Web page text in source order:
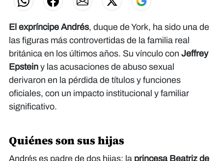
El expríncipe Andrés, duque de York, ha sido una de
las figuras más controvertidas de la familia real
británica en los últimos años. Su vínculo con Jeffrey
Epstein y las acusaciones de abuso sexual
derivaron en la pérdida de títulos y funciones
oficiales, con un impacto institucional y familiar
significativo.
Quiénes son sus hijas
Andrés es padre de dos hijas: la princesa Beatriz de